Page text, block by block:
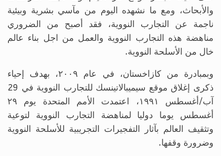
والأبحاث، ومع ما نشهده اليوم من مآسي بشرية وبيئية
ناجمة عن التجارب النووية، فقد أصبح من الضروري
مناهضة هذه التجارب النووية والعمل من اجل بناء عالم
خال من الأسلحة النووية.
وبمبادرة من كازاخستان، في عام ٢٠٠٩، بهدف إحياء
ذكرى إغلاق موقع سيميبالاتينسك للتجارب النووية في 29
آب/أغسطس ١٩٩١، اعتمدت الأمم المتحدة يوم ٢٩
أغسطس يوما دوليا لمناهضة التجارب النووية لتوعية
وتثقيف العالم بآثار التفجيرات التجريبية للأسلحة النووية
وضرورة وقفها.